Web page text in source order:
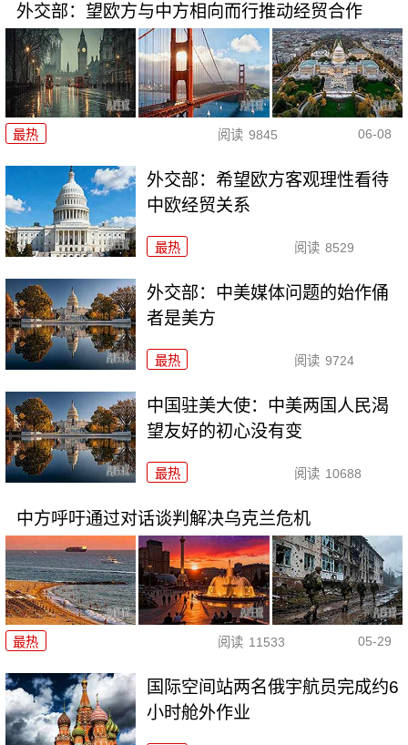
外交部：望欧方与中方相向而行推动经贸合作
最热 阅读 9845 06-08
外交部：希望欧方客观理性看待
中欧经贸关系
最热 阅读 8529
外交部：中美媒体问题的始作俑
者是美方
最热 阅读 9724
中国驻美大使：中美两国人民渴
望友好的初心没有变
最热 阅读 10688
中方呼吁通过对话谈判解决乌克兰危机
最热 阅读 11533 05-29
国际空间站两名俄宇航员完成约6
小时舱外作业